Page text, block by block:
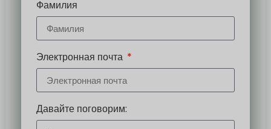
Фамилия
Электронная почта
Давайте поговорим: